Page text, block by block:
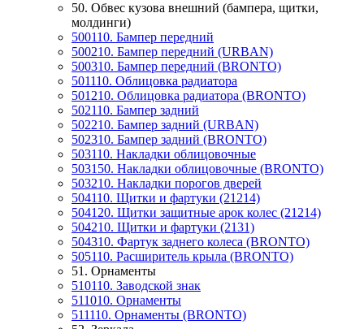
50. Обвес кузова внешний (бампера, щитки,
молдинги)
500110. Бампер передний
500210. Бампер передний (URBAN)
500310. Бампер передний (BRONTO)
501110. Облицовка радиатора
501210. Облицовка радиатора (BRONTO)
502110. Бампер задний
502210. Бампер задний (URBAN)
502310. Бампер задний (BRONTO)
503110. Накладки облицовочные
503150. Накладки облицовочные (BRONTO)
503210. Накладки порогов дверей
504110. Щитки и фартуки (21214)
504120. Щитки защитные арок колес (21214)
504210. Щитки и фартуки (2131)
504310. Фартук заднего колеса (BRONTO)
505110. Расширитель крыла (BRONTO)
51. Орнаменты
510110. Заводской знак
511010. Орнаменты
511110. Орнаменты (BRONTO)